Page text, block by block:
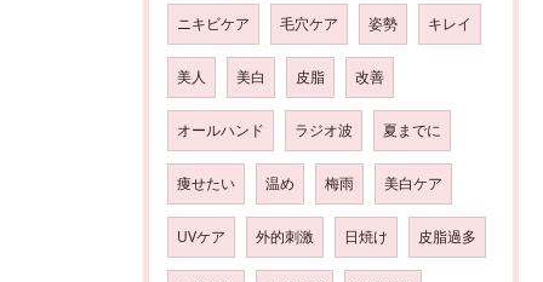
ニキビケア 毛穴ケア 姿勢 キレイ
美人 美白 皮脂 改善
オールハンド ラジオ波 夏までに
痩せたい 温め 梅雨 美白ケア
UVケア 外的刺激 日焼け 皮脂過多